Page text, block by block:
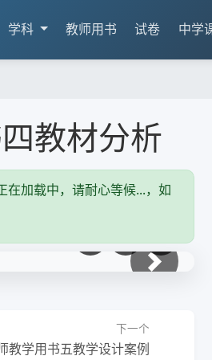
学科 教师用书 试卷 中学
教材分析
加载中，请耐心等候...，如
下一张
下一个
教学用书五教学设计案例